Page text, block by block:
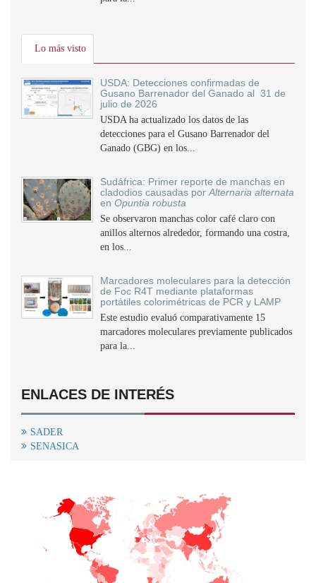
Lo más visto
USDA: Detecciones confirmadas de
Gusano Barrenador del Ganado al 31 de
julio de 2026
USDA ha actualizado los datos de las
detecciones para el Gusano Barrenador del
Ganado (GBG) en los...
Sudáfrica: Primer reporte de manchas en
cladodios causadas por Alternaria alternata
en Opuntia robusta
Se observaron manchas color café claro con
anillos alternos alrededor, formando una costra,
en los...
Marcadores moleculares para la detección
de Foc R4T mediante plataformas
portátiles colorimétricas de PCR y LAMP
Este estudio evaluó comparativamente 15
marcadores moleculares previamente publicados
para la...
ENLACES DE INTERÉS
SADER
SENASICA